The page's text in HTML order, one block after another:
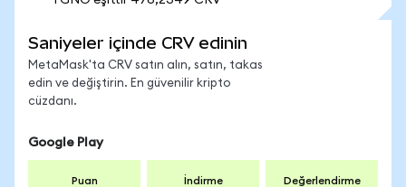
Saniyeler içinde CRV edinin
MetaMask'ta CRV satın alın, satın, takas
edin ve değiştirin. En güvenilir kripto
cüzdanı.
Google Play
Puan İndirme Değerlendirme